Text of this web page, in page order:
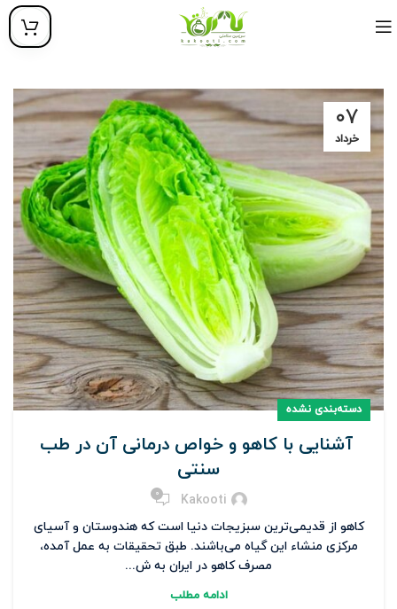
۰۷
خرداد
دسته‌بندی نشده
آشنایی با کاهو و خواص درمانی آن در طب
سنتی
Kakooti
0
کاهو از قدیمی‌ترین سبزیجات دنیا است که هندوستان و آسیای
مرکزی منشاء این گیاه می‌باشند. طبق تحقیقات به عمل آمده،
مصرف کاهو در ایران به ش...
ادامه مطلب